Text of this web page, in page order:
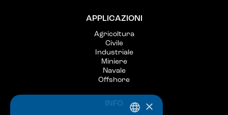
APPLICAZIONI
Agricoltura
Civile
Industriale
Miniere
Navale
Offshore
INFO ×